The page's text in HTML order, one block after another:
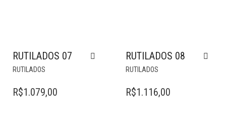
RUTILADOS 07
RUTILADOS
R$1.079,00
RUTILADOS 08
RUTILADOS
R$1.116,00